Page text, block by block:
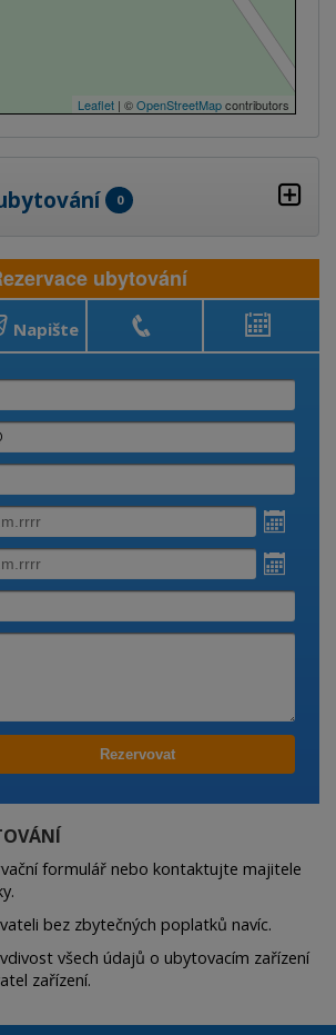
Leaflet | ©OpenStreetMapcontributors
0
ubytování
Napište
Zavolejte Obsazenost
formulář nebo kontaktujte majitele
bez zbytečných poplatků navíc.
všech údajů o ubytovacím zařízení
zařízení.